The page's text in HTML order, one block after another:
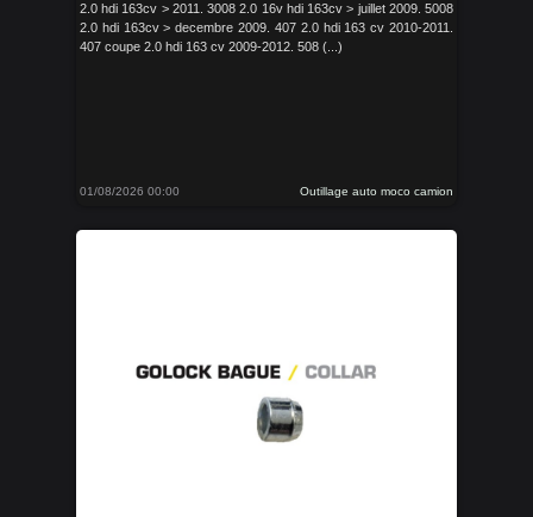
2.0 hdi 163cv > 2011. 3008 2.0 16v hdi 163cv > juillet 2009. 5008
2.0 hdi 163cv > decembre 2009. 407 2.0 hdi 163 cv 2010-2011.
407 coupe 2.0 hdi 163 cv 2009-2012. 508 (...)
01/08/2026 00:00 Outillage auto moco camion